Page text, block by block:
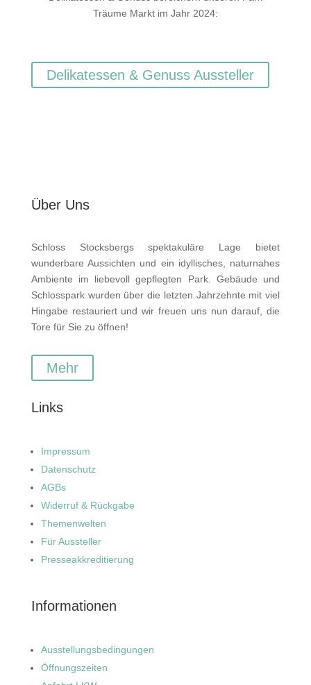
Träume Markt im Jahr 2024:
Delikatessen & Genuss Aussteller
Über Uns
Schloss Stocksbergs spektakuläre Lage bietet
wunderbare Aussichten und ein idyllisches, naturnahes
Ambiente im liebevoll gepflegten Park. Gebäude und
Schlosspark wurden über die letzten Jahrzehnte mit viel
Hingabe restauriert und wir freuen uns nun darauf, die
Tore für Sie zu öffnen!
Mehr
Links
Impressum
Datenschutz
AGBs
Widerruf & Rückgabe
Themenwelten
Für Aussteller
Presseakkreditierung
Informationen
Ausstellungsbedingungen
Öffnungszeiten